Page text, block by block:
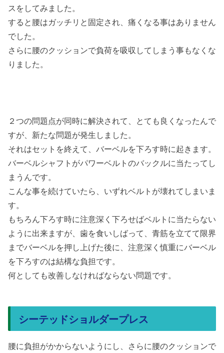
スをしてみました。
すると腰はガッチリと固定され、痛くなる事はありません
でした。
さらに腰のクッションで負荷を吸収してしまう事もなくな
りました。
２つの問題点が同時に解決されて、とても良くなったんで
すが、新たな問題が発生しました。
それはセットを終えて、バーベルを下ろす時に起きます。
バーベルシャフトがパワーベルトのバックルに当たってし
まうんです。
こんな事を続けていたら、いずれベルトが壊れてしまいま
す。
もちろん下ろす時に注意深く下ろせばベルトに当たらない
ように出来ますが、歯を食いしばって、青筋を立てて限界
までバーベルを押し上げた後に、注意深く慎重にバーベル
を下ろすのは結構な負担です。
何としても改善しなければならない問題です。
シーテッドショルダープレス
腰に負担がかからないようにし、さらに腰のクッションで